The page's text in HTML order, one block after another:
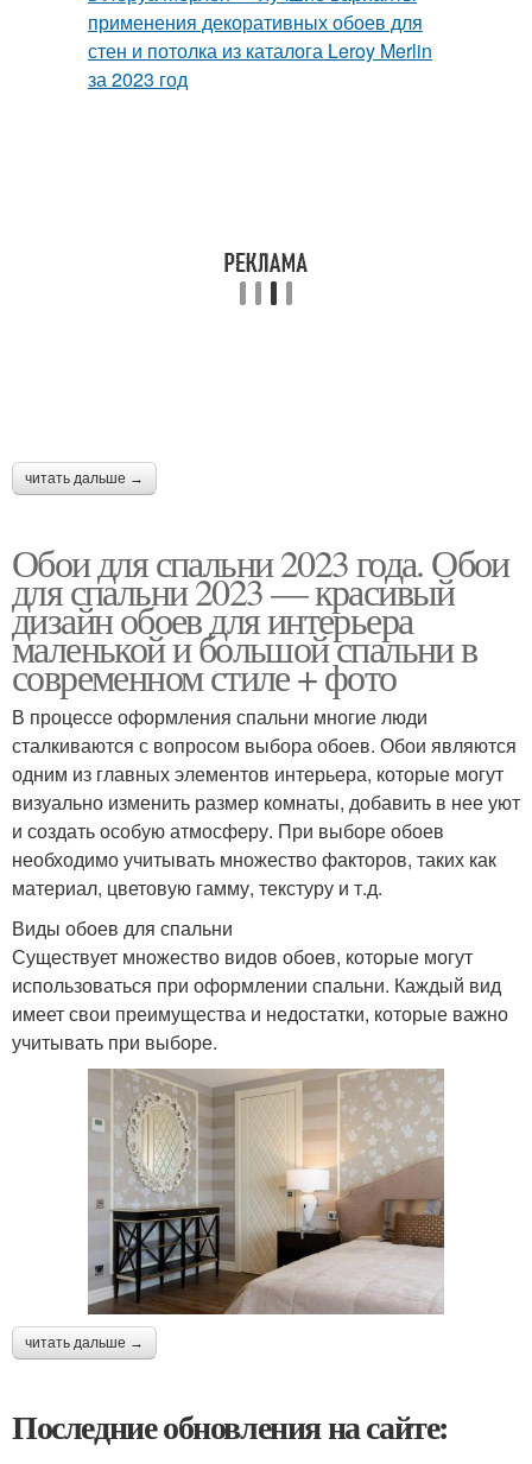
читать дальше →
Обои для спальни 2023 года. Обои
для спальни 2023 — красивый
дизайн обоев для интерьера
маленькой и большой спальни в
современном стиле + фото
В процессе оформления спальни многие люди
сталкиваются с вопросом выбора обоев. Обои являются
одним из главных элементов интерьера, которые могут
визуально изменить размер комнаты, добавить в нее уют
и создать особую атмосферу. При выборе обоев
необходимо учитывать множество факторов, таких как
материал, цветовую гамму, текстуру и т.д.
Виды обоев для спальни
Существует множество видов обоев, которые могут
использоваться при оформлении спальни. Каждый вид
имеет свои преимущества и недостатки, которые важно
учитывать при выборе.
читать дальше →
Последние обновления на сайте: